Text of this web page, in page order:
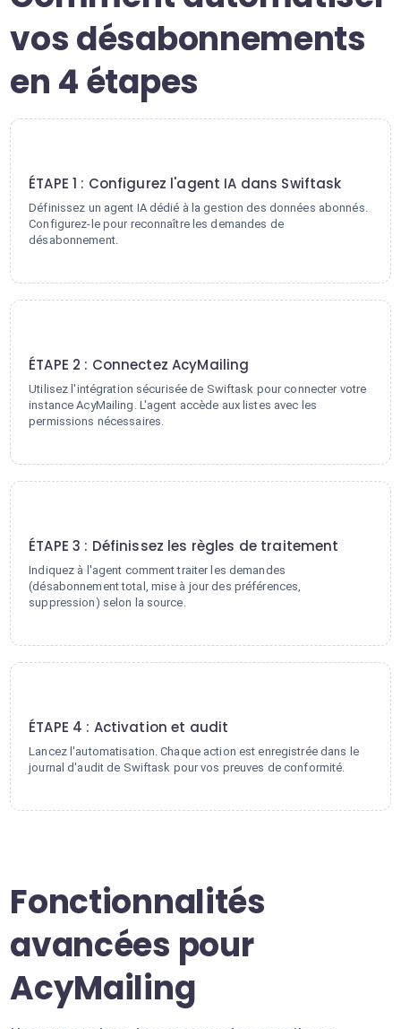
vos désabonnements
en 4 étapes
ÉTAPE 1 : Configurez l'agent IA dans Swiftask
Définissez un agent IA dédié à la gestion des données abonnés.
Configurez-le pour reconnaître les demandes de
désabonnement.
ÉTAPE 2 : Connectez AcyMailing
Utilisez l'intégration sécurisée de Swiftask pour connecter votre
instance AcyMailing. L'agent accède aux listes avec les
permissions nécessaires.
ÉTAPE 3 : Définissez les règles de traitement
Indiquez à l'agent comment traiter les demandes
(désabonnement total, mise à jour des préférences,
suppression) selon la source.
ÉTAPE 4 : Activation et audit
Lancez l'automatisation. Chaque action est enregistrée dans le
journal d'audit de Swiftask pour vos preuves de conformité.
Fonctionnalités
avancées pour
AcyMailing